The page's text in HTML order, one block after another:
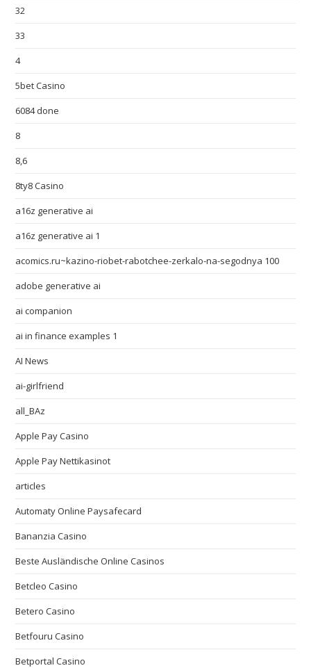
32
33
4
5bet Casino
6084 done
8
8,6
8ty8 Casino
a16z generative ai
a16z generative ai 1
acomics.ru~kazino-riobet-rabotchee-zerkalo-na-segodnya 100
adobe generative ai
ai companion
ai in finance examples 1
AI News
ai-girlfriend
all_BAz
Apple Pay Casino
Apple Pay Nettikasinot
articles
Automaty Online Paysafecard
Bananzia Casino
Beste Ausländische Online Casinos
Betcleo Casino
Betero Casino
Betfouru Casino
Betportal Casino